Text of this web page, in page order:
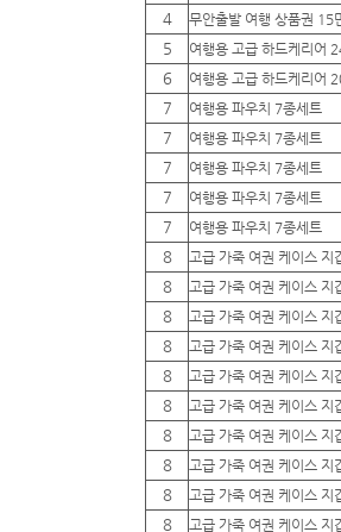
4
무안출발 여행 상품권 15
5
여행용 고급 하드케리어
6
여행용 고급 하드케리어
7
여행용 파우치 7종세트
7
여행용 파우치 7종세트
7
여행용 파우치 7종세트
7
여행용 파우치 7종세트
7
여행용 파우치 7종세트
8
고급 가죽 여권 케이스 지
8
고급 가죽 여권 케이스 지
8
고급 가죽 여권 케이스 지
8
고급 가죽 여권 케이스 지
8
고급 가죽 여권 케이스 지
8
고급 가죽 여권 케이스 지
8
고급 가죽 여권 케이스 지
8
고급 가죽 여권 케이스 지
8
고급 가죽 여권 케이스 지
8
고급 가죽 여권 케이스 지